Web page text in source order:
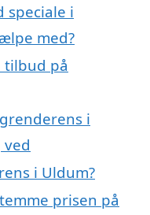
speciale i
med?
på
i
i Uldum?
prisen på